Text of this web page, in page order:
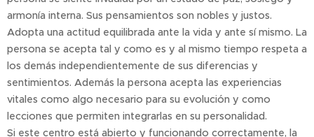
armonía interna. Sus pensamientos son nobles y justos.
Adopta una actitud equilibrada ante la vida y ante sí mismo. La
persona se acepta tal y como es y al mismo tiempo respeta a
los demás independientemente de sus diferencias y
sentimientos. Además la persona acepta las experiencias
vitales como algo necesario para su evolución y como
lecciones que permiten integrarlas en su personalidad.
Si este centro está abierto y funcionando correctamente, la